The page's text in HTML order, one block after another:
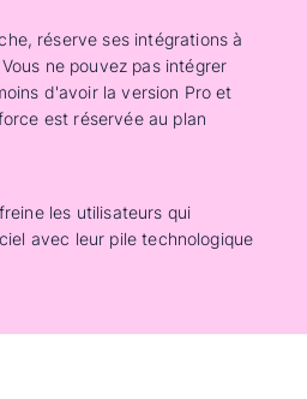
réserve ses intégrations à
ne pouvez pas intégrer
d'avoir la version Pro et
est réservée au plan
les utilisateurs qui
avec leur pile technologique